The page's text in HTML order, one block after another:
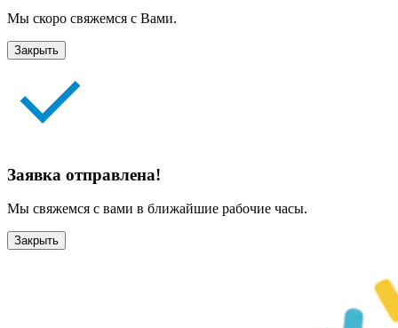
Мы скоро свяжемся с Вами.
Закрыть
Заявка отправлена!
Мы свяжемся с вами в ближайшие рабочие часы.
Закрыть